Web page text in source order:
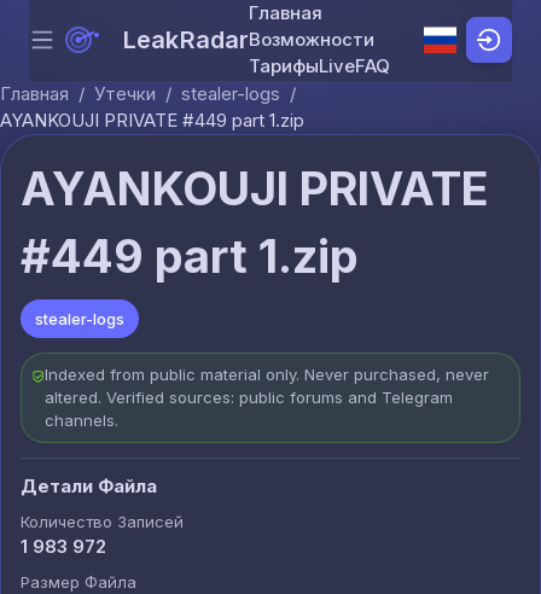
Skip to content
Menu LeakRadar
Главная
Возможности
ТарифыLiveFAQ
Главная / Утечки / stealer-logs /
AYANKOUJI PRIVATE #449 part 1.zip
AYANKOUJI PRIVATE
#449 part 1.zip
stealer-logs
Indexed from public material only. Never purchased, never
altered. Verified sources: public forums and Telegram
channels.
Детали Файла
Количество Записей
1 983 972
Размер Файла